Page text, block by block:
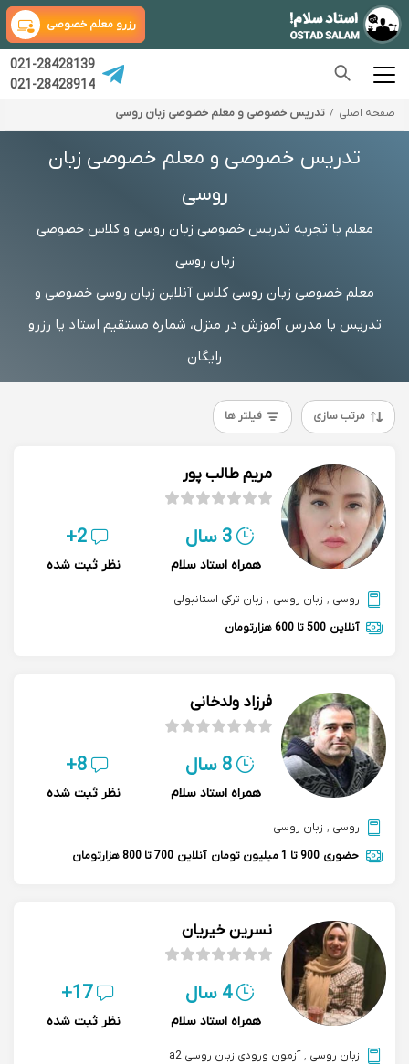
رزرو معلم خصوصی
021-28428139
021-28428914
صفحه اصلی تدریس خصوصی و معلم خصوصی زبان روسی
تدریس خصوصی و معلم خصوصی زبان
روسی
معلم با تجربه تدریس خصوصی زبان روسی و کلاس خصوصی
زبان روسی
معلم خصوصی زبان روسی کلاس آنلاین زبان روسی خصوصی و
تدریس با مدرس آموزش در منزل، شماره مستقیم استاد یا رزرو
رایگان
مرتب سازی فیلتر ها
مریم طالب پور
3 سال
همراه استاد سلام
2+
نظر ثبت شده
روسی , زبان روسی , زبان ترکی استانبولی
آنلاین 500 تا 600 هزارتومان
فرزاد ولدخانی
8 سال
همراه استاد سلام
8+
نظر ثبت شده
روسی , زبان روسی
حضوری 900 تا 1 میلیون تومان آنلاین 700 تا 800 هزارتومان
نسرین خیریان
4 سال
همراه استاد سلام
17+
نظر ثبت شده
زبان روسی , آزمون ورودی زبان روسی a2